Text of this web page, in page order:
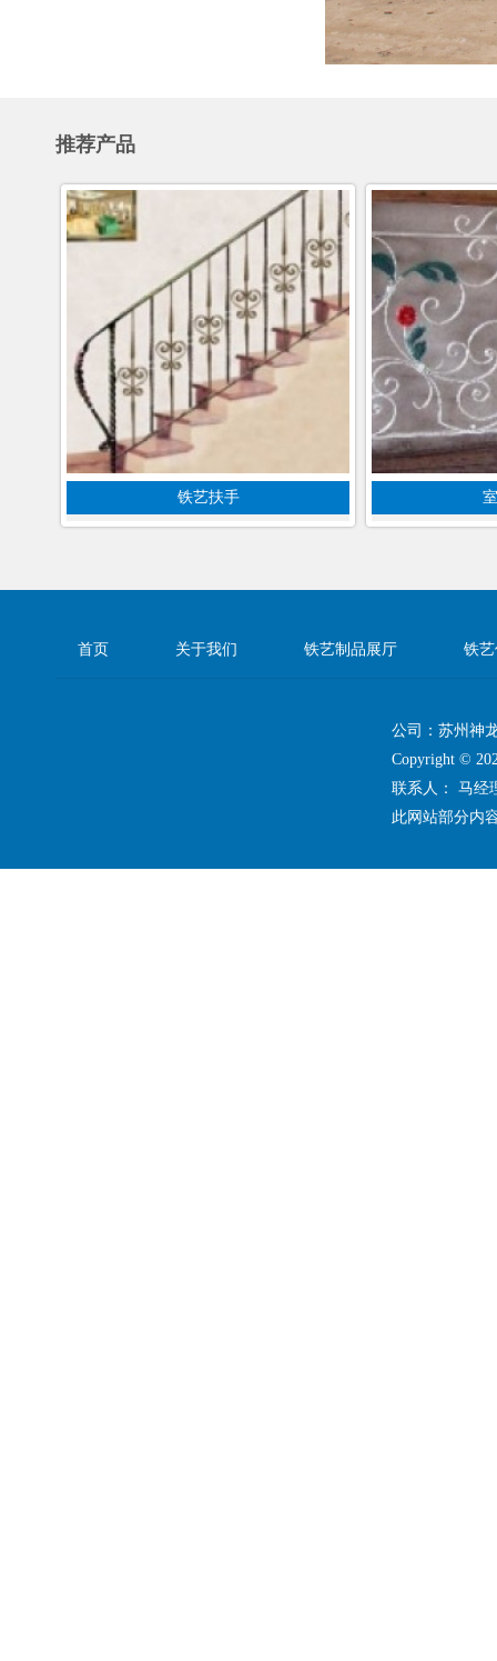
推荐产品
铁艺扶手
首页 关于我们 铁艺制品展厅 铁
公司：苏州神
Copyright ©
联系人： 马
此网站部分内